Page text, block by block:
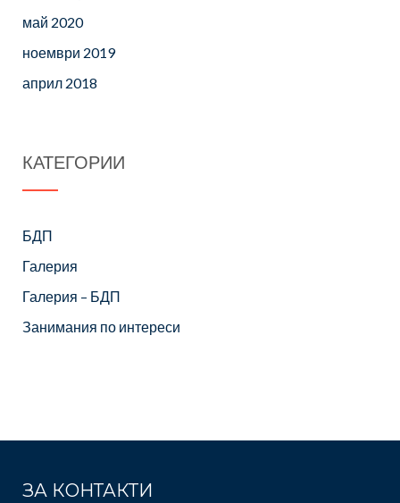
май 2020
ноември 2019
април 2018
КАТЕГОРИИ
БДП
Галерия
Галерия – БДП
Занимания по интереси
ЗА КОНТАКТИ